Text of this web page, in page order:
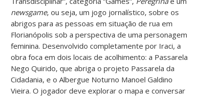
newsgame, ou seja, um jogo jornalístico, sobre os
abrigos para as pessoas em situação de rua em
Florianópolis sob a perspectiva de uma personagem
feminina. Desenvolvido completamente por Iraci, a
obra foca em dois locais de acolhimento: a Passarela
Nego Quirido, que abriga o projeto Passarela da
Cidadania, e o Albergue Noturno Manoel Galdino
Vieira. O jogador deve explorar o mapa e conversar